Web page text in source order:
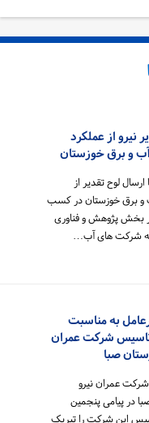
از عملکرد
و برق خوزستان
لوح تقدیر از
برق خوزستان در کسب
بخش پژوهش و فناوری
شرکت های آب…
به مناسبت
شرکت عمران
صبا
عمران نیرو
در پیامی پنجمین
این شرکت را تبریک